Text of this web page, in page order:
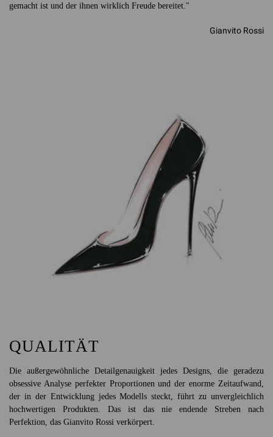
gemacht ist und der ihnen wirklich Freude bereitet."
Gianvito Rossi
QUALITÄT
Die außergewöhnliche Detailgenauigkeit jedes Designs, die geradezu
obsessive Analyse perfekter Proportionen und der enorme Zeitaufwand,
der in der Entwicklung jedes Modells steckt, führt zu unvergleichlich
hochwertigen Produkten. Das ist das nie endende Streben nach
Perfektion, das Gianvito Rossi verkörpert.